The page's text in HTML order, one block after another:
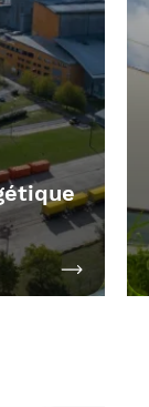
en tirant
sous
.
Découvrir la